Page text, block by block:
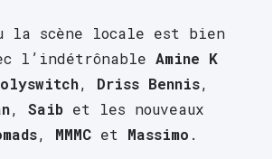
la scène locale est bien
l’indétrônable Amine K
, Driss Bennis
, Saib et les nouveaux
, MMMC et Massimo .